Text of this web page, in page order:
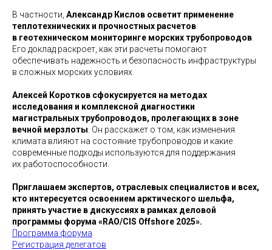
В частности, Александр Кислов осветит применение
теплотехнических и прочностных расчетов
в геотехническом мониторинге морских трубопроводов
Его доклад раскроет, как эти расчеты помогают
обеспечивать надежность и безопасность инфраструктуры
в сложных морских условиях.
Алексей Коротков сфокусируется на методах
исследования и комплексной диагностики
магистральных трубопроводов, пролегающих в зоне
вечной мерзлоты . Он расскажет о том, как изменения
климата влияют на состояние трубопроводов и какие
современные подходы используются для поддержания
их работоспособности.
Приглашаем экспертов, отраслевых специалистов и всех,
кто интересуется освоением арктического шельфа,
принять участие в дискуссиях в рамках деловой
программы форума «RAO/CIS Offshore 2025».
Программа форума
Регистрация делегатов